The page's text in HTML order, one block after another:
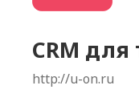
CRM
http://u-on.ru